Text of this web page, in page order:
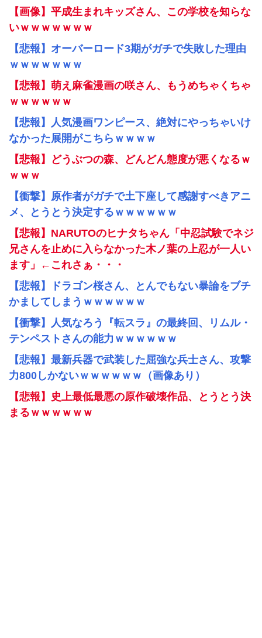
【画像】平成生まれキッズさん、この学校を知らな
いｗｗｗｗｗｗｗ
【悲報】オーバーロード3期がガチで失敗した理由
ｗｗｗｗｗｗｗ
【悲報】萌え麻雀漫画の咲さん、もうめちゃくちゃ
ｗｗｗｗｗｗ
【悲報】人気漫画ワンピース、絶対にやっちゃいけ
なかった展開がこちらｗｗｗｗ
【悲報】どうぶつの森、どんどん態度が悪くなるｗ
ｗｗｗ
【衝撃】原作者がガチで土下座して感謝すべきアニ
メ、とうとう決定するｗｗｗｗｗｗ
【悲報】NARUTOのヒナタちゃん「中忍試験でネジ
兄さんを止めに入らなかった木ノ葉の上忍が一人い
ます」←これさぁ・・・
【悲報】ドラゴン桜さん、とんでもない暴論をブチ
かましてしまうｗｗｗｗｗｗ
【衝撃】人気なろう『転スラ』の最終回、リムル・
テンペストさんの能力ｗｗｗｗｗｗ
【悲報】最新兵器で武装した屈強な兵士さん、攻撃
力800しかないｗｗｗｗｗｗ（画像あり）
【悲報】史上最低最悪の原作破壊作品、とうとう決
まるｗｗｗｗｗｗ